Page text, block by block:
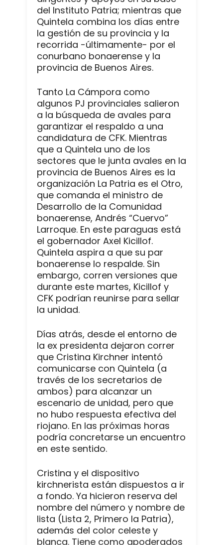
del Instituto Patria; mientras que
Quintela combina los días entre
la gestión de su provincia y la
recorrida -últimamente- por el
conurbano bonaerense y la
provincia de Buenos Aires.
Tanto La Cámpora como
algunos PJ provinciales salieron
a la búsqueda de avales para
garantizar el respaldo a una
candidatura de CFK. Mientras
que a Quintela uno de los
sectores que le junta avales en la
provincia de Buenos Aires es la
organización La Patria es el Otro,
que comanda el ministro de
Desarrollo de la Comunidad
bonaerense, Andrés “Cuervo”
Larroque. En este paraguas está
el gobernador Axel Kicillof.
Quintela aspira a que su par
bonaerense lo respalde. Sin
embargo, corren versiones que
durante este martes, Kicillof y
CFK podrían reunirse para sellar
la unidad.
Días atrás, desde el entorno de
la ex presidenta dejaron correr
que Cristina Kirchner intentó
comunicarse con Quintela (a
través de los secretarios de
ambos) para alcanzar un
escenario de unidad, pero que
no hubo respuesta efectiva del
riojano. En las próximas horas
podría concretarse un encuentro
en este sentido.
Cristina y el dispositivo
kirchnerista están dispuestos a ir
a fondo. Ya hicieron reserva del
nombre del número y nombre de
lista (Lista 2, Primero la Patria),
además del color celeste y
blanca. Tiene como apoderados